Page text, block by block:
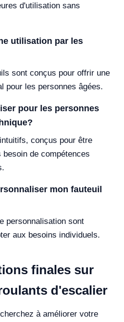
d'utilisation sans
utilisation par les
sont conçus pour offrir une
pour les personnes âgées.
pour les personnes
conçus pour être
de compétences
mon fauteuil
personnalisation sont
aux besoins individuels.
finales sur
d'escalier
à améliorer votre